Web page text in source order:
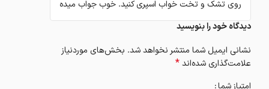
روی تشک و تخت خواب اسپری کنید. خوب جواب میده
دیدگاه خود را بنویسید
نشانی ایمیل شما منتشر نخواهد شد. بخش‌های موردنیاز
علامت‌گذاری شده‌اند*
امتیاز شما